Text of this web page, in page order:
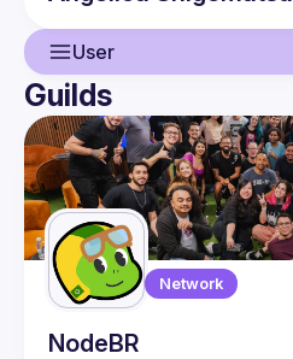
User
User
Events
Guilds
Guilds
Network
NodeBR